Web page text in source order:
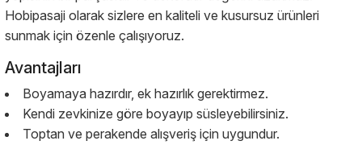
Hobipasaji olarak sizlere en kaliteli ve kusursuz ürünleri
sunmak için özenle çalışıyoruz.
Avantajları
Boyamaya hazırdır, ek hazırlık gerektirmez.
Kendi zevkinize göre boyayıp süsleyebilirsiniz.
Toptan ve perakende alışveriş için uygundur.